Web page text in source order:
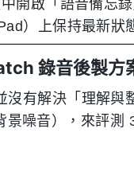
開啟「語音備忘
）上保持最新狀
錄音後製方
有解決「理解與
噪音），來評測